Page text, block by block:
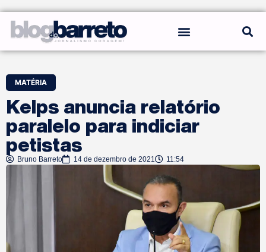
MATÉRIA
Kelps anuncia relatório
paralelo para indiciar
petistas
Bruno Barreto 14 de dezembro de 2021 11:54